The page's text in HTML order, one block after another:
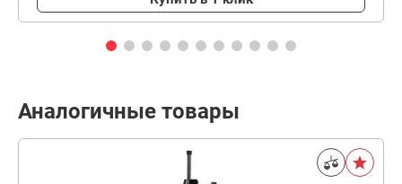
Аналогичные товары